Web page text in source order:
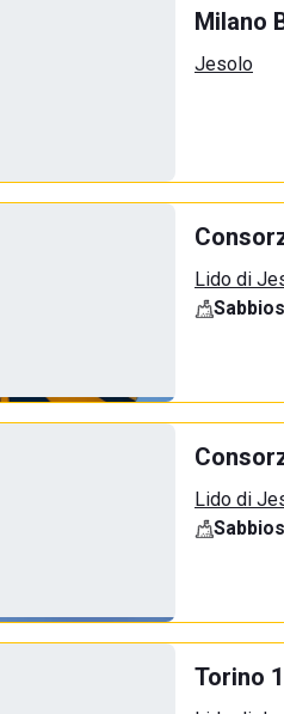
Milano
Jesolo
Lido di
Lido di
Torino